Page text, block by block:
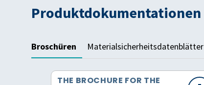
Produktdokumentationen
Broschüren Materialsicherheitsdatenblätter
THE BROCHURE FOR THE